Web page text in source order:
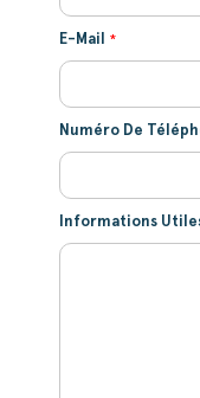
E-Mail
Numéro De
Informations